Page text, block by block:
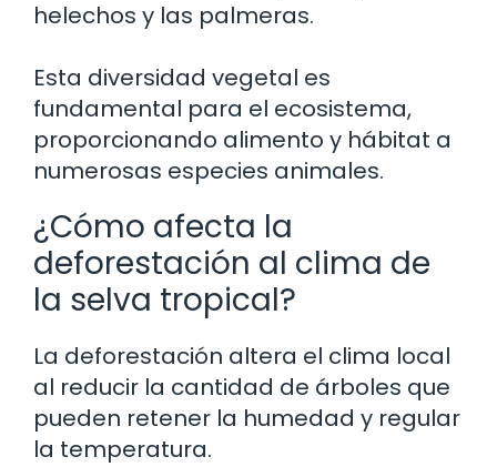
helechos y las palmeras.
Esta diversidad vegetal es
fundamental para el ecosistema,
proporcionando alimento y hábitat a
numerosas especies animales.
¿Cómo afecta la
deforestación al clima de
la selva tropical?
La deforestación altera el clima local
al reducir la cantidad de árboles que
pueden retener la humedad y regular
la temperatura.